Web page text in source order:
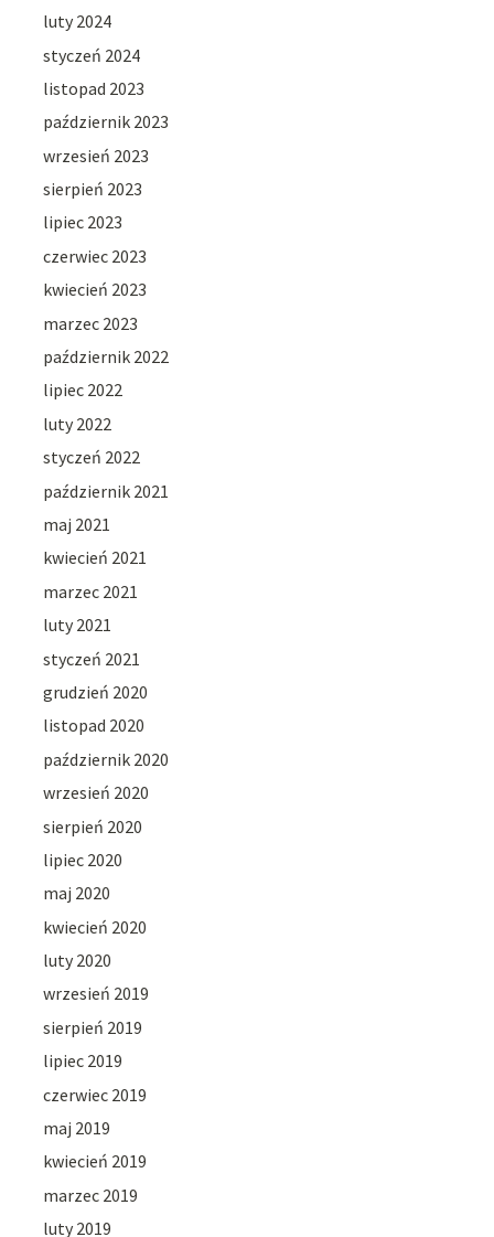
luty 2024
styczeń 2024
listopad 2023
październik 2023
wrzesień 2023
sierpień 2023
lipiec 2023
czerwiec 2023
kwiecień 2023
marzec 2023
październik 2022
lipiec 2022
luty 2022
styczeń 2022
październik 2021
maj 2021
kwiecień 2021
marzec 2021
luty 2021
styczeń 2021
grudzień 2020
listopad 2020
październik 2020
wrzesień 2020
sierpień 2020
lipiec 2020
maj 2020
kwiecień 2020
luty 2020
wrzesień 2019
sierpień 2019
lipiec 2019
czerwiec 2019
maj 2019
kwiecień 2019
marzec 2019
luty 2019